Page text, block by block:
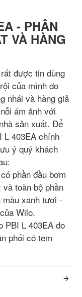
- PHÂN
VÀ HÀNG
được tin dùng
của mình do
nhái và hàng giả
ám ảnh với
sản xuất. Để
L 403EA chính
ý quý khách
phần đầu bơm
toàn bộ phần
xanh tươi -
Wilo.
PBI L 403EA do
phối có tem